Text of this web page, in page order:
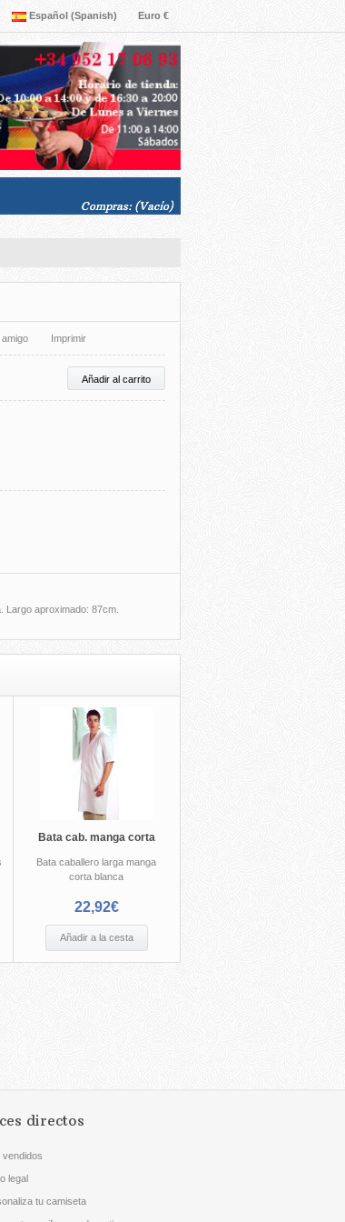
Euro €
Español (Spanish)
Compras: (Vacío)
amigo Imprimir
Largo aproximado: 87cm.
Bata cab. manga corta
Bata caballero larga manga
corta blanca
22,92€
Añadir a la cesta
directos
vendidos
legal
tu camiseta